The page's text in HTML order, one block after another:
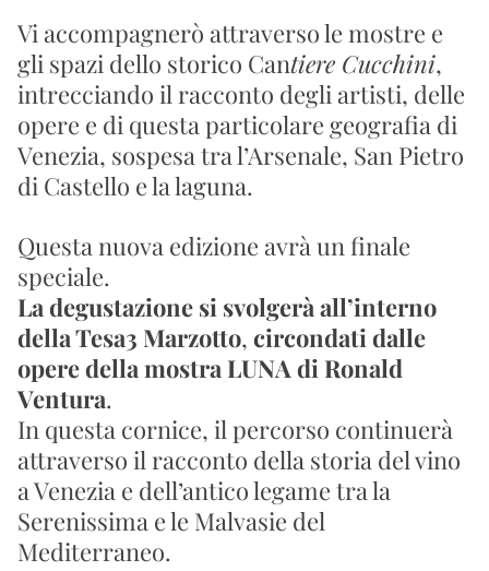
Vi accompagnerò attraverso le mostre e
gli spazi dello storico Cantiere Cucchini,
intrecciando il racconto degli artisti, delle
opere e di questa particolare geografia di
Venezia, sospesa tra l’Arsenale, San Pietro
di Castello e la laguna.
Questa nuova edizione avrà un finale
speciale.
La degustazione si svolgerà all’interno
della Tesa3 Marzotto, circondati dalle
opere della mostra LUNA di Ronald
Ventura.
In questa cornice, il percorso continuerà
attraverso il racconto della storia del vino
a Venezia e dell’antico legame tra la
Serenissima e le Malvasie del
Mediterraneo.